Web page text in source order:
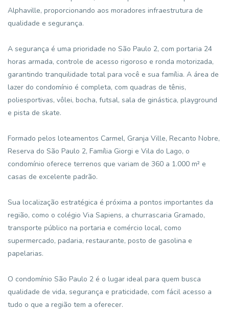
Alphaville, proporcionando aos moradores infraestrutura de
qualidade e segurança.
A segurança é uma prioridade no São Paulo 2, com portaria 24
horas armada, controle de acesso rigoroso e ronda motorizada,
garantindo tranquilidade total para você e sua família. A área de
lazer do condomínio é completa, com quadras de tênis,
poliesportivas, vôlei, bocha, futsal, sala de ginástica, playground
e pista de skate.
Formado pelos loteamentos Carmel, Granja Ville, Recanto Nobre,
Reserva do São Paulo 2, Família Giorgi e Vila do Lago, o
condomínio oferece terrenos que variam de 360 a 1.000 m² e
casas de excelente padrão.
Sua localização estratégica é próxima a pontos importantes da
região, como o colégio Via Sapiens, a churrascaria Gramado,
transporte público na portaria e comércio local, como
supermercado, padaria, restaurante, posto de gasolina e
papelarias.
O condomínio São Paulo 2 é o lugar ideal para quem busca
qualidade de vida, segurança e praticidade, com fácil acesso a
tudo o que a região tem a oferecer.